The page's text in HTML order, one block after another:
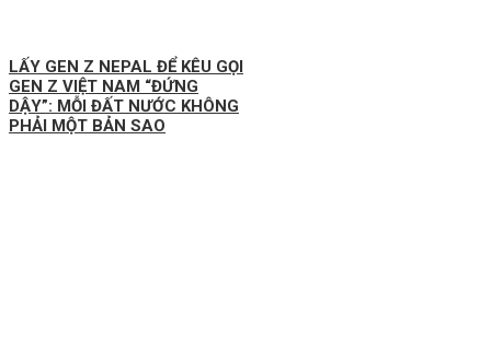
LẤY GEN Z NEPAL ĐỂ KÊU GỌI
GEN Z VIỆT NAM “ĐỨNG
DẬY”: MỖI ĐẤT NƯỚC KHÔNG
PHẢI MỘT BẢN SAO